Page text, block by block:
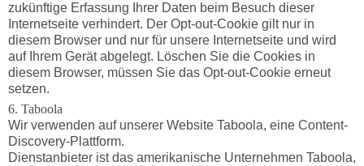
zukünftige Erfassung Ihrer Daten beim Besuch dieser
Internetseite verhindert. Der Opt-out-Cookie gilt nur in
diesem Browser und nur für unsere Internetseite und wird
auf Ihrem Gerät abgelegt. Löschen Sie die Cookies in
diesem Browser, müssen Sie das Opt-out-Cookie erneut
setzen.
6. Taboola
Wir verwenden auf unserer Website Taboola, eine Content-
Discovery-Plattform.
Dienstanbieter ist das amerikanische Unternehmen Taboola,